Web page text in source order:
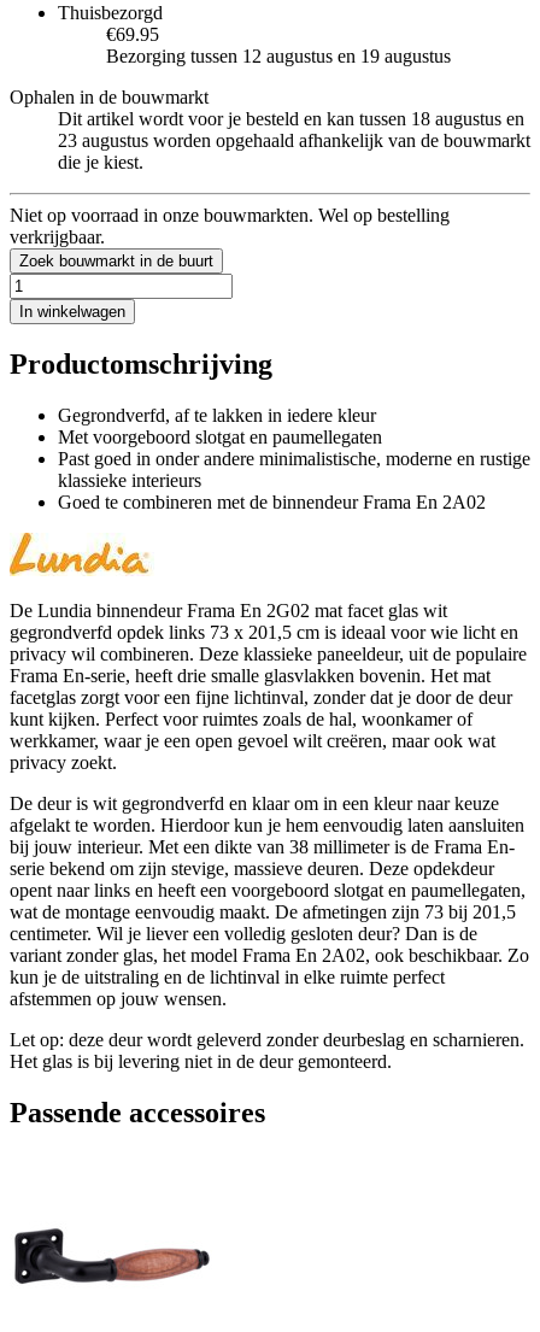
Thuisbezorgd
€69.95
Bezorging tussen 12 augustus en 19 augustus
Ophalen in de bouwmarkt
Dit artikel wordt voor je besteld en kan tussen 18 augustus en
23 augustus worden opgehaald afhankelijk van de bouwmarkt
die je kiest.
Niet op voorraad in onze bouwmarkten. Wel op bestelling
verkrijgbaar.
Zoek bouwmarkt in de buurt
In winkelwagen
Productomschrijving
Gegrondverfd, af te lakken in iedere kleur
Met voorgeboord slotgat en paumellegaten
Past goed in onder andere minimalistische, moderne en rustige
klassieke interieurs
Goed te combineren met de binnendeur Frama En 2A02
De Lundia binnendeur Frama En 2G02 mat facet glas wit
gegrondverfd opdek links 73 x 201,5 cm is ideaal voor wie licht en
privacy wil combineren. Deze klassieke paneeldeur, uit de populaire
Frama En-serie, heeft drie smalle glasvlakken bovenin. Het mat
facetglas zorgt voor een fijne lichtinval, zonder dat je door de deur
kunt kijken. Perfect voor ruimtes zoals de hal, woonkamer of
werkkamer, waar je een open gevoel wilt creëren, maar ook wat
privacy zoekt.
De deur is wit gegrondverfd en klaar om in een kleur naar keuze
afgelakt te worden. Hierdoor kun je hem eenvoudig laten aansluiten
bij jouw interieur. Met een dikte van 38 millimeter is de Frama En-
serie bekend om zijn stevige, massieve deuren. Deze opdekdeur
opent naar links en heeft een voorgeboord slotgat en paumellegaten,
wat de montage eenvoudig maakt. De afmetingen zijn 73 bij 201,5
centimeter. Wil je liever een volledig gesloten deur? Dan is de
variant zonder glas, het model Frama En 2A02, ook beschikbaar. Zo
kun je de uitstraling en de lichtinval in elke ruimte perfect
afstemmen op jouw wensen.
Let op: deze deur wordt geleverd zonder deurbeslag en scharnieren.
Het glas is bij levering niet in de deur gemonteerd.
Passende accessoires